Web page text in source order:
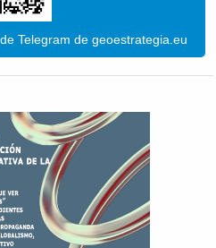
Telegram de geoestrategia.eu